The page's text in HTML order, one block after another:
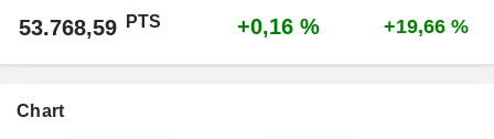
53.768,59 PTS +0,16 % +19,66 %
Chart